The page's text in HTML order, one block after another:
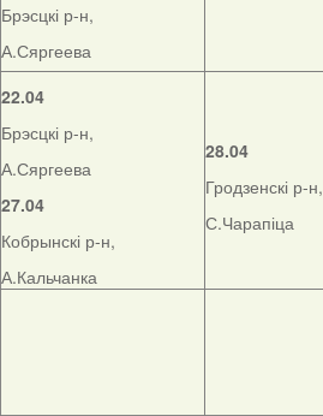
Брэсцкі р-н,
А.Сяргеева
22.04
Брэсцкі р-н,
А.Сяргеева
27.04
Кобрынскі р-н,
А.Кальчанка
28.04
Гродзенскі р-н,
С.Чарапіца